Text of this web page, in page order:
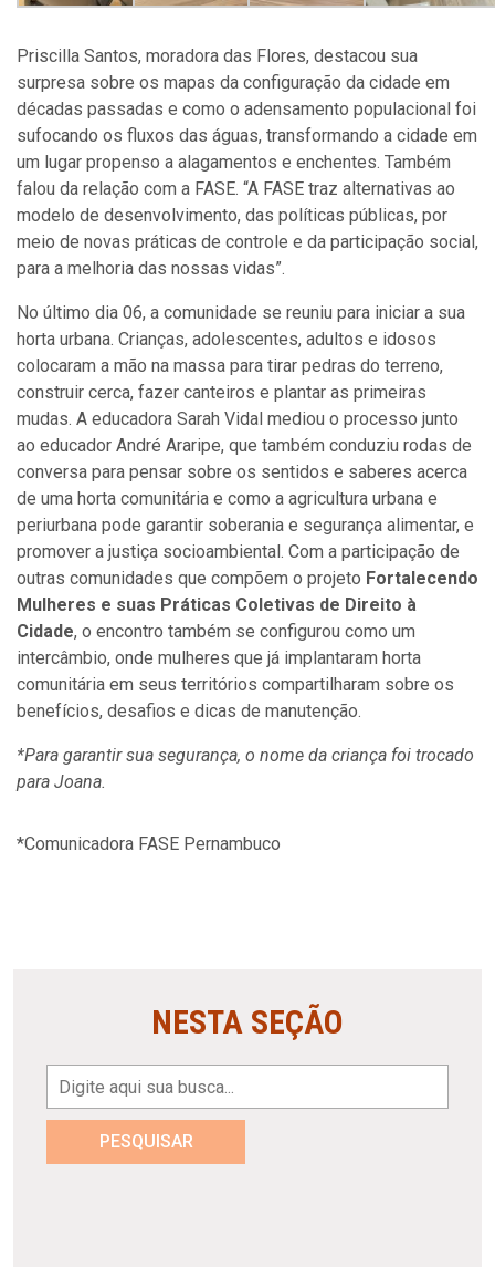
Priscilla Santos, moradora das Flores, destacou sua
surpresa sobre os mapas da configuração da cidade em
décadas passadas e como o adensamento populacional foi
sufocando os fluxos das águas, transformando a cidade em
um lugar propenso a alagamentos e enchentes. Também
falou da relação com a FASE. “A FASE traz alternativas ao
modelo de desenvolvimento, das políticas públicas, por
meio de novas práticas de controle e da participação social,
para a melhoria das nossas vidas”.
No último dia 06, a comunidade se reuniu para iniciar a sua
horta urbana. Crianças, adolescentes, adultos e idosos
colocaram a mão na massa para tirar pedras do terreno,
construir cerca, fazer canteiros e plantar as primeiras
mudas. A educadora Sarah Vidal mediou o processo junto
ao educador André Araripe, que também conduziu rodas de
conversa para pensar sobre os sentidos e saberes acerca
de uma horta comunitária e como a agricultura urbana e
periurbana pode garantir soberania e segurança alimentar, e
promover a justiça socioambiental. Com a participação de
outras comunidades que compõem o projeto Fortalecendo
Mulheres e suas Práticas Coletivas de Direito à
Cidade, o encontro também se configurou como um
intercâmbio, onde mulheres que já implantaram horta
comunitária em seus territórios compartilharam sobre os
benefícios, desafios e dicas de manutenção.
*Para garantir sua segurança, o nome da criança foi trocado
para Joana.
*Comunicadora FASE Pernambuco
NESTA SEÇÃO
PESQUISAR